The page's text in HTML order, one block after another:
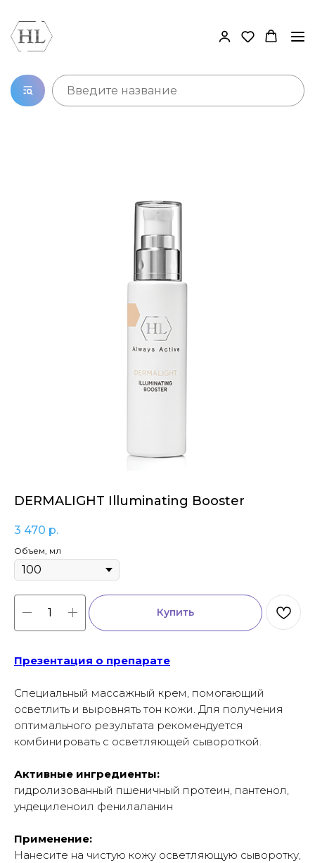
DERMALIGHT Illuminating Booster
3 470 р.
Объем, мл
Купить
Презентация о препарате
Специальный массажный крем, помогающий
осветлить и выровнять тон кожи. Для получения
оптимального результата рекомендуется
комбинировать с осветляющей сывороткой.
Активные ингредиенты:
гидролизованный пшеничный протеин, пантенол,
ундециленоил фенилаланин
Применение:
Нанесите на чистую кожу осветляющую сыворотку,